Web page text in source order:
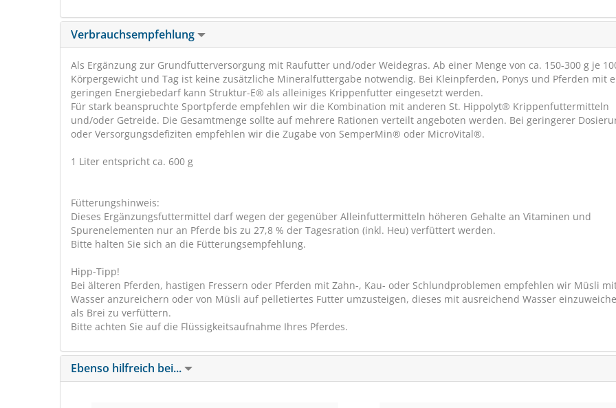
Verbrauchsempfehlung
Als Ergänzung zur Grundfutterversorgung mit Raufutter und/oder Weidegras. Ab einer Menge von ca. 150-300 g je
Körpergewicht und Tag ist keine zusätzliche Mineralfuttergabe notwendig. Bei Kleinpferden, Ponys und Pferden mit
geringen Energiebedarf kann Struktur-E® als alleiniges Krippenfutter eingesetzt werden.
Für stark beanspruchte Sportpferde empfehlen wir die Kombination mit anderen St. Hippolyt® Krippenfuttermitteln
und/oder Getreide. Die Gesamtmenge sollte auf mehrere Rationen verteilt angeboten werden. Bei geringerer
oder Versorgungsdefiziten empfehlen wir die Zugabe von SemperMin® oder MicroVital®.
1 Liter entspricht ca. 600 g
Fütterungshinweis:
Dieses Ergänzungsfuttermittel darf wegen der gegenüber Alleinfuttermitteln höheren Gehalte an Vitaminen und
Spurenelementen nur an Pferde bis zu 27,8 % der Tagesration (inkl. Heu) verfüttert werden.
Bitte halten Sie sich an die Fütterungsempfehlung.
Hipp-Tipp!
Bei älteren Pferden, hastigen Fressern oder Pferden mit Zahn-, Kau- oder Schlundproblemen empfehlen wir Müsli
Wasser anzureichern oder von Müsli auf pelletiertes Futter umzusteigen, dieses mit ausreichend Wasser
als Brei zu verfüttern.
Bitte achten Sie auf die Flüssigkeitsaufnahme Ihres Pferdes.
Ebenso hilfreich bei...
SCHNÄPPCHEN
(16)
€ 119,90 €
(€ 10,49/kg)
Für aktive Pferde &